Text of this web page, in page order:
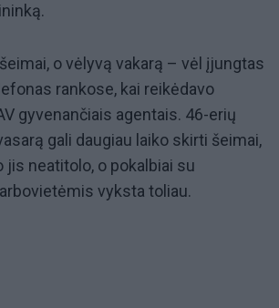
o vėlyvą vakarą – vėl įjungtas
rankose, kai reikėdavo
gyvenančiais agentais. 46-erių
gali daugiau laiko skirti šeimai,
jis neatitolo, o pokalbiai su
vyksta toliau.